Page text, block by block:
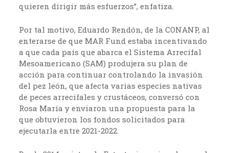
quieren dirigir más esfuerzos”, enfatiza.
Por tal motivo, Eduardo Rendón, de la CONANP, al
enterarse de que MAR Fund estaba incentivando
a que cada país que abarca el Sistema Arrecifal
Mesoamericano (SAM) produjera su plan de
acción para continuar controlando la invasión
del pez león, que afecta varias especies nativas
de peces arrecifales y crustáceos, conversó con
Rosa María y enviaron una propuesta para la
que obtuvieron los fondos solicitados para
ejecutarla entre 2021-2022.